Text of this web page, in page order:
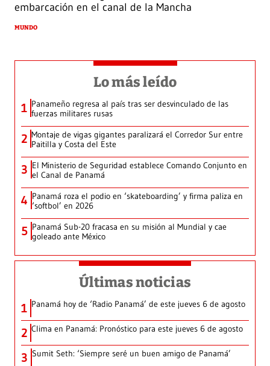
embarcación en el canal de la Mancha
MUNDO
Lo más leído
1 Panameño regresa al país tras ser desvinculado de las
fuerzas militares rusas
2 Montaje de vigas gigantes paralizará el Corredor Sur entre
Paitilla y Costa del Este
3 El Ministerio de Seguridad establece Comando Conjunto en
el Canal de Panamá
4 Panamá roza el podio en ‘skateboarding’ y firma paliza en
‘softbol’ en 2026
5 Panamá Sub-20 fracasa en su misión al Mundial y cae
goleado ante México
Últimas noticias
1 Panamá hoy de ‘Radio Panamá’ de este jueves 6 de agosto
2 Clima en Panamá: Pronóstico para este jueves 6 de agosto
3 Sumit Seth: ‘Siempre seré un buen amigo de Panamá’